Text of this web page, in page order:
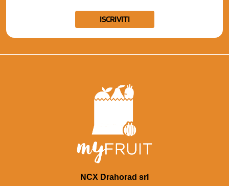
ISCRIVITI
NCX Drahorad srl